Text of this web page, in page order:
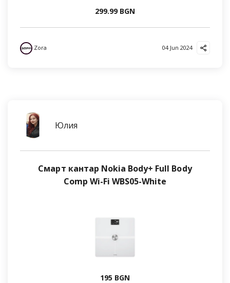
299.99 BGN
Zora 04 Jun 2024
Юлия
Смарт кантар Nokia Body+ Full Body
Comp Wi-Fi WBS05-White
195 BGN